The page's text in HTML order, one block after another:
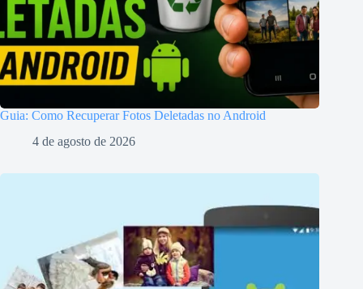
Guia: Como Recuperar Fotos Deletadas no Android
4 de agosto de 2026